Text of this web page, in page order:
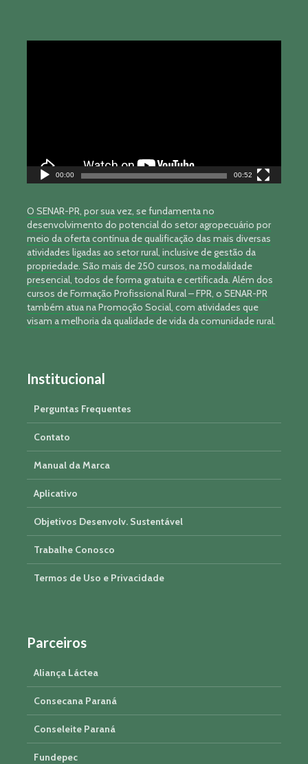
00:00 00:52
O SENAR-PR, por sua vez, se fundamenta no
desenvolvimento do potencial do setor agropecuário por
meio da oferta contínua de qualificação das mais diversas
atividades ligadas ao setor rural, inclusive de gestão da
propriedade. São mais de 250 cursos, na modalidade
presencial, todos de forma gratuita e certificada. Além dos
cursos de Formação Profissional Rural – FPR, o SENAR-PR
também atua na Promoção Social, com atividades que
visam a melhoria da qualidade de vida da comunidade rural.
Institucional
Perguntas Frequentes
Contato
Manual da Marca
Aplicativo
Objetivos Desenvolv. Sustentável
Trabalhe Conosco
Termos de Uso e Privacidade
Parceiros
Aliança Láctea
Consecana Paraná
Conseleite Paraná
Fundepec